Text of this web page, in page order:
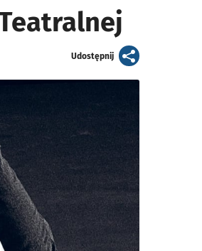
Udostępnijartykuł